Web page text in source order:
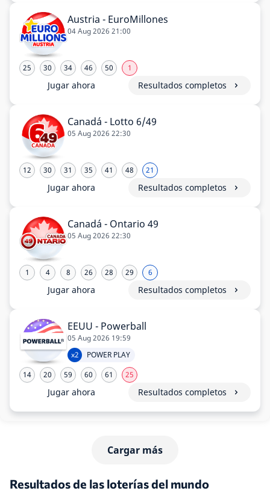
Austria - EuroMillones
04 Aug 2026 21:00
25 30 34 46 50 1
Jugar ahora Resultados completos
Canadá - Lotto 6/49
05 Aug 2026 22:30
12 30 31 35 41 48 21
Jugar ahora Resultados completos
Canadá - Ontario 49
05 Aug 2026 22:30
1 4 8 26 28 29 6
Jugar ahora Resultados completos
EEUU - Powerball
05 Aug 2026 19:59
x2
POWER PLAY
14
20 59 60 61 25
Jugar ahora Resultados completos
Cargar más
Resultados de las loterías del mundo